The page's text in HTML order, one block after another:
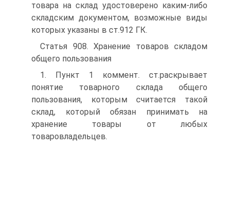
товара на склад удостоверено каким-либо
складским документом, возможные виды
которых указаны в ст.912 ГК.
Статья 908. Хранение товаров складом
общего пользования
1. Пункт 1 коммент. ст.раскрывает
понятие товарного склада общего
пользования, которым считается такой
склад, который обязан принимать на
хранение товары от любых
товаровладельцев.